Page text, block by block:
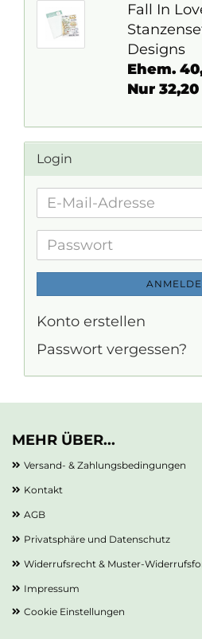
Fall In
Designs
Ehem.
Nur 32,20
Login
E-
Adresse
Passwort
Konto erstellen
Passwort vergessen?
MEHR ÜBER...
Versand- & Zahlungsbedingungen
Kontakt
AGB
Privatsphäre und Datenschutz
Widerrufsrecht & Muster-
Impressum
Cookie Einstellungen